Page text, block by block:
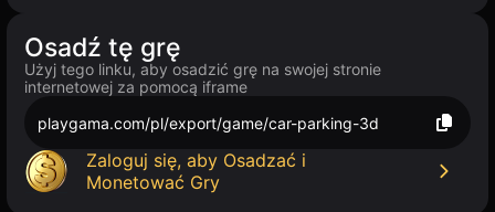
Osadź tę grę
Użyj tego linku, aby osadzić grę na swojej stronie
internetowej za pomocą iframe
playgama.com/pl/export/game/car-parking-3d
Zaloguj się, aby Osadzać i
Monetować Gry